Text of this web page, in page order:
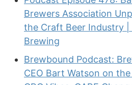
Brewers Association
the Craft Beer Industry |
Brewing
Brewbound Podcast:
CEO Bart Watson on